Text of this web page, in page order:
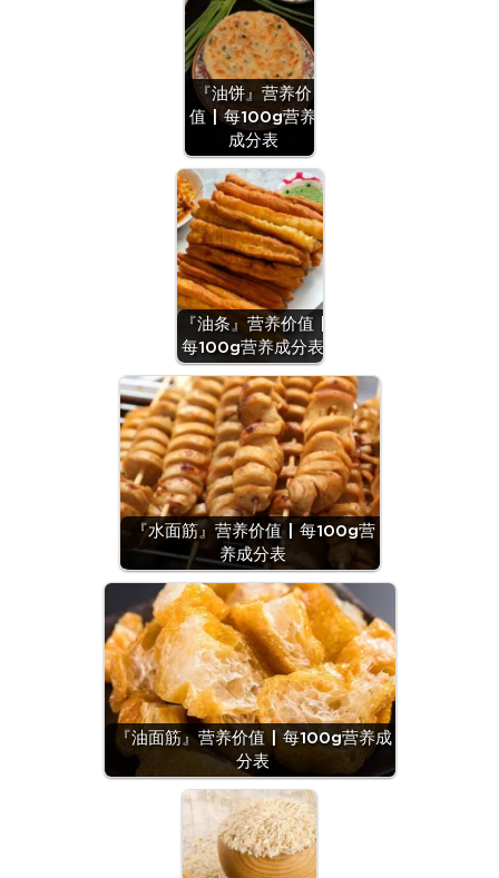
『油饼』营养价
值 | 每100g营养
成分表
『油条』营养价值 |
每100g营养成分表
『水面筋』营养价值 | 每100g营
养成分表
『油面筋』营养价值 | 每100g营养成
分表